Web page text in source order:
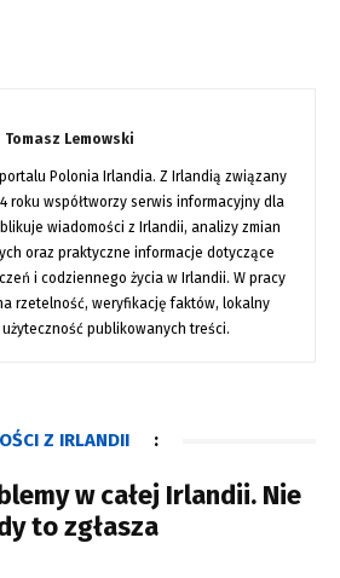
Tomasz Lemowski
Polonia Irlandia. Z Irlandią związany
roku współtworzy serwis informacyjny dla
wiadomości z Irlandii, analizy zmian
oraz praktyczne informacje dotyczące
i codziennego życia w Irlandii. W pracy
rzetelność, weryfikację faktów, lokalny
publikowanych treści.
Z IRLANDII :
w całej Irlandii. Nie
to zgłasza